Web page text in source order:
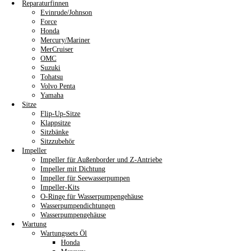
Reparaturfinnen
Evinrude/Johnson
Force
Honda
Mercury/Mariner
MerCruiser
OMC
Suzuki
Tohatsu
Volvo Penta
Yamaha
Sitze
Flip-Up-Sitze
Klappsitze
Sitzbänke
Sitzzubehör
Impeller
Impeller für Außenborder und Z-Antriebe
Impeller mit Dichtung
Impeller für Seewasserpumpen
Impeller-Kits
O-Ringe für Wasserpumpengehäuse
Wasserpumpendichtungen
Wasserpumpengehäuse
Wartung
Wartungssets Öl
Honda